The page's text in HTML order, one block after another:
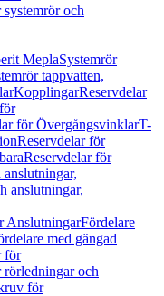
och
MeplaSystemrör
tappvatten,
KopplingarReservdelar
för ÖvergångsvinklarT-
Reservdelar för
Reservdelar för
anslutningar,
AnslutningarFördelare
med gängad
för
och
för